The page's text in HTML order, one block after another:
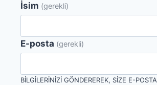
İsim (gerekli)
E-posta (gerekli)
BILGILERINIZI GÖNDEREREK, SIZE E-POSTA